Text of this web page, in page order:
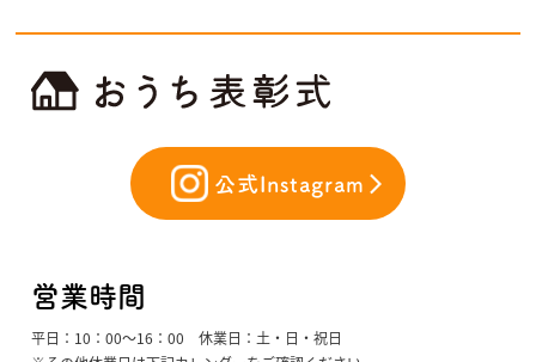
公式Instagram
営業時間
平日：10：00〜16：00 休業日：土・日・祝日